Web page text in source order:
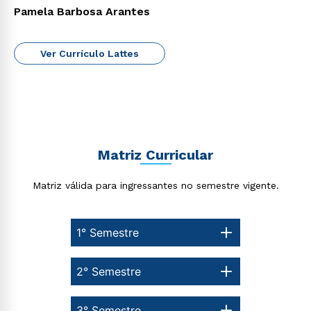
Pamela Barbosa Arantes
Ver Currículo Lattes
Matriz Curricular
Matriz válida para ingressantes no semestre vigente.
1° Semestre
2° Semestre